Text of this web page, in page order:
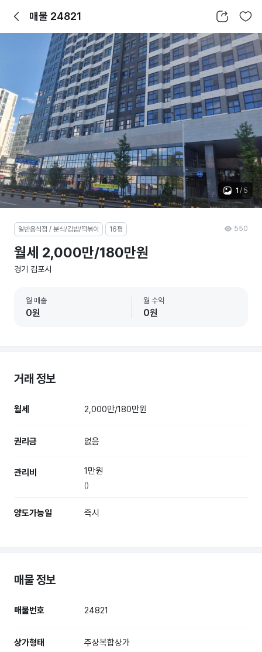
뒤로가기매물 24821 공유하기 찜하기
1 / 5
일반음식점 / 분식/김밥/떡볶이 16평
월세 2,000만/180만원
경기 김포시
월 매출
0원
월 수익
0원
550
거래 정보
월세 2,000만/180만원
권리금 없음
관리비 1만원
()
양도가능일 즉시
매물 정보
매물번호 24821
상가형태 주상복합상가